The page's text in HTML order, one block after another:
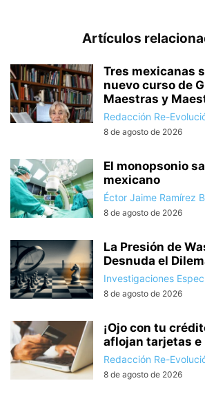
Artículos
Tres mexicanas
nuevo curso de
Maestras y
Redacción Re-
8 de agosto de 2026
El monopsonio
mexicano
Éctor Jaime Ramírez
8 de agosto de 2026
La Presión de
Desnuda el
Investigaciones
8 de agosto de 2026
¡Ojo con tu
aflojan tarjetas e
Redacción Re-
8 de agosto de 2026